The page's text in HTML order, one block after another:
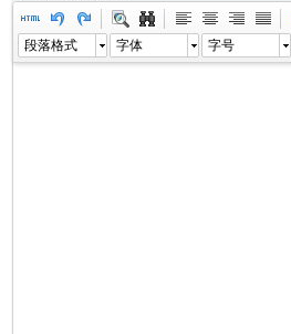
段落格式 字体 字号